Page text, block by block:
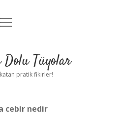
Uyarı
menüyü
Dolu Tüyolar
pratik fikirler!
cebir nedir